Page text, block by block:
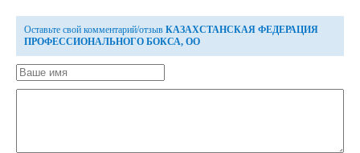
Оставьте свой комментарий/отзыв КАЗАХСТАНСКАЯ ФЕДЕРАЦИЯ
ПРОФЕССИОНАЛЬНОГО БОКСА, ОО